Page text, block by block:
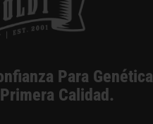
Para Genética
Calidad.